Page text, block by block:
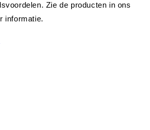
Zie de producten in ons
informatie.